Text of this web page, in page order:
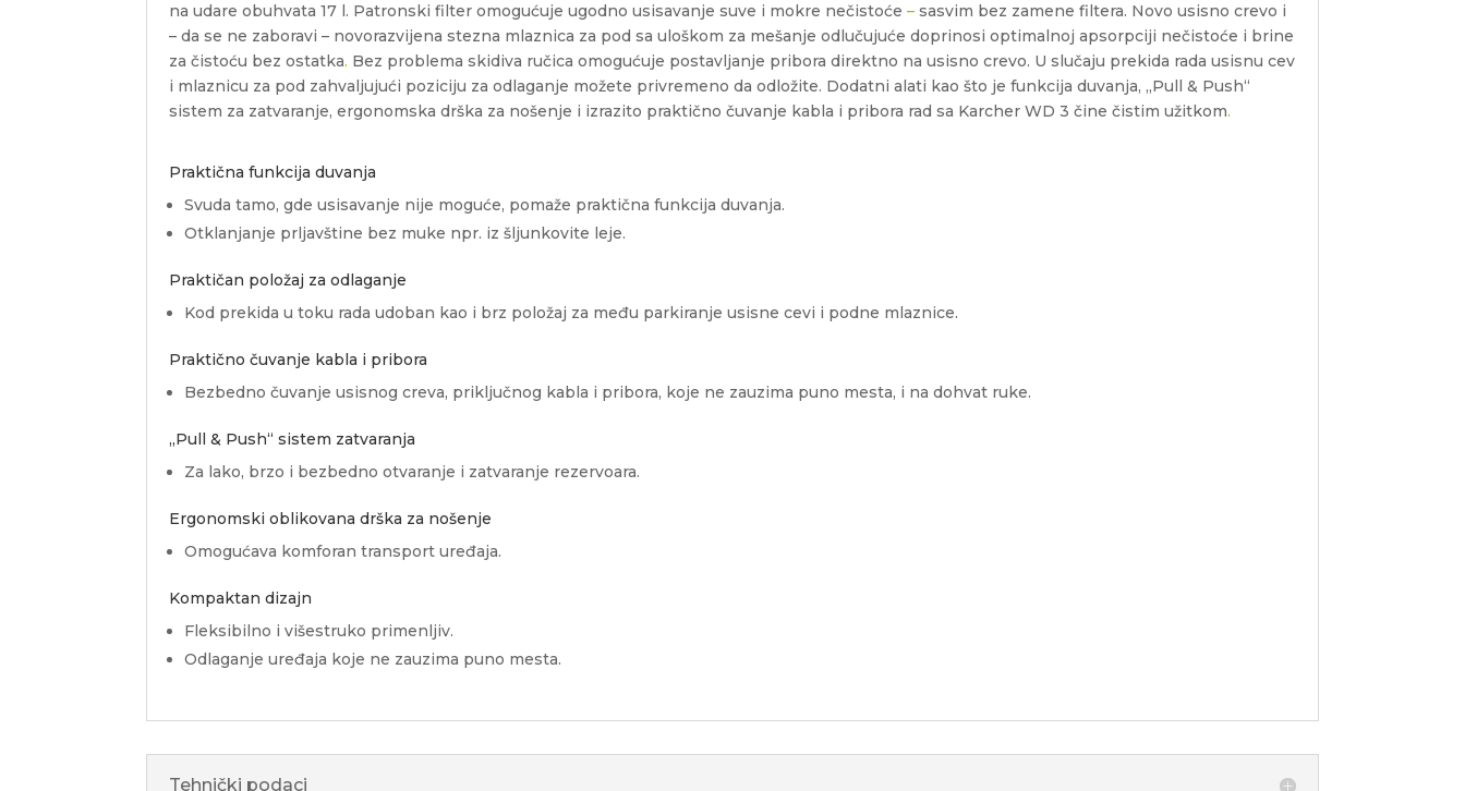
na udare obuhvata 17 l. Patronski filter omogućuje ugodno usisavanje suve i mokre nečistoće– sasvim bez zamene filtera. Novo usisno crevo i
– da se ne zaboravi – novorazvijena stezna mlaznica za pod sa uloškom za mešanje odlučujuće doprinosi optimalnoj apsorpciji nečistoće i brine
za čistoću bez ostatka. Bez problema skidiva ručica omogućuje postavljanje pribora direktno na usisno crevo. U slučaju prekida rada usisnu cev
i mlaznicu za pod zahvaljujući poziciju za odlaganje možete privremeno da odložite. Dodatni alati kao što je funkcija duvanja, „Pull & Push“
sistem za zatvaranje, ergonomska drška za nošenje i izrazito praktično čuvanje kabla i pribora rad sa Karcher WD 3 čine čistim užitkom.
Praktična funkcija duvanja
Svuda tamo, gde usisavanje nije moguće, pomaže praktična funkcija duvanja.
Otklanjanje prljavštine bez muke npr. iz šljunkovite leje.
Praktičan položaj za odlaganje
Kod prekida u toku rada udoban kao i brz položaj za među parkiranje usisne cevi i podne mlaznice.
Praktično čuvanje kabla i pribora
Bezbedno čuvanje usisnog creva, priključnog kabla i pribora, koje ne zauzima puno mesta, i na dohvat ruke.
„Pull & Push“ sistem zatvaranja
Za lako, brzo i bezbedno otvaranje i zatvaranje rezervoara.
Ergonomski oblikovana drška za nošenje
Omogućava komforan transport uređaja.
Kompaktan dizajn
Fleksibilno i višestruko primenljiv.
Odlaganje uređaja koje ne zauzima puno mesta.
Tehnički podaci